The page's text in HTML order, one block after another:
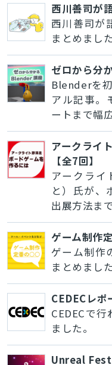
西川善司が
西川善司が
まとめました
ゼロから分
Blenderを
アル記事。
ートまで幅
アークライ
【全7回】
アークライ
と）氏が、
出展方法ま
ゲーム制作
ゲーム制作
まとめました
CEDECレポ
CEDECで
ました。
Unreal Fest